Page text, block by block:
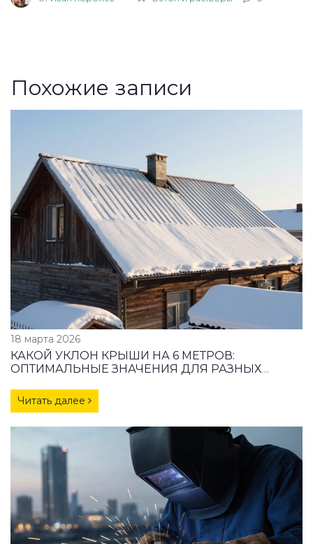
Похожие записи
18 марта 2026
КАКОЙ УКЛОН КРЫШИ НА 6 МЕТРОВ:
ОПТИМАЛЬНЫЕ ЗНАЧЕНИЯ ДЛЯ РАЗНЫХ
Читать далее